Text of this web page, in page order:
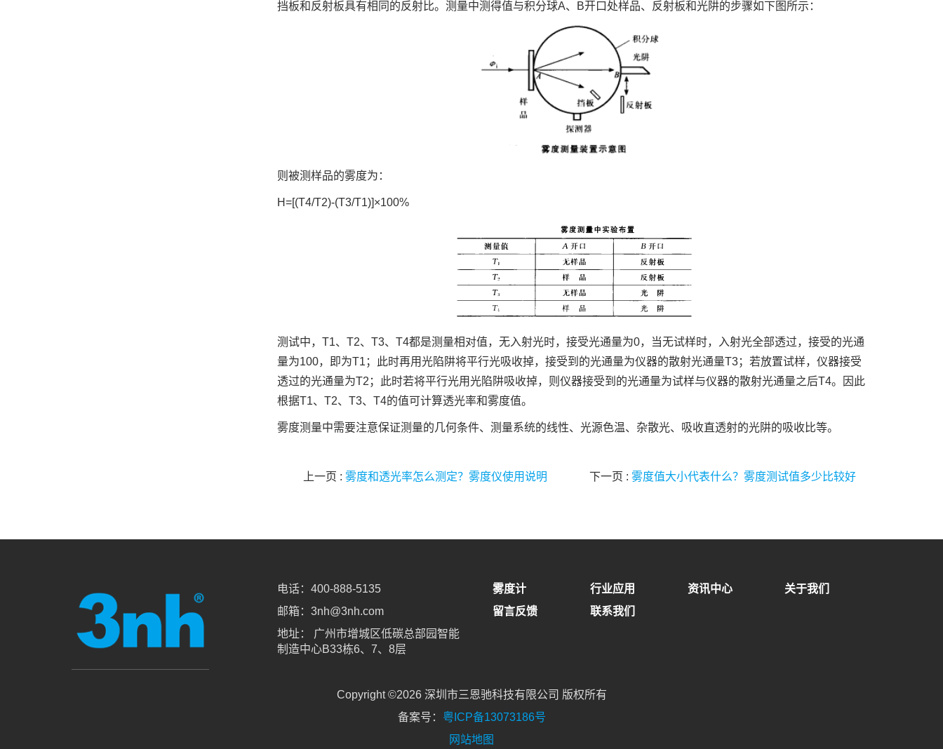
挡板和反射板具有相同的反射比。测量中测得值与积分球A、B开口处样品、反射板和光阱的步骤如下图所示：
则被测样品的雾度为：
H=[(T4/T2)-(T3/T1)]×100%
测试中，T1、T2、T3、T4都是测量相对值，无入射光时，接受光通量为0，当无试样时，入射光全部透过，接受的光通
量为100，即为T1；此时再用光陷阱将平行光吸收掉，接受到的光通量为仪器的散射光通量T3；若放置试样，仪器接受
透过的光通量为T2；此时若将平行光用光陷阱吸收掉，则仪器接受到的光通量为试样与仪器的散射光通量之后T4。因此
根据T1、T2、T3、T4的值可计算透光率和雾度值。
雾度测量中需要注意保证测量的几何条件、测量系统的线性、光源色温、杂散光、吸收直透射的光阱的吸收比等。
上一页 :雾度和透光率怎么测定？雾度仪使用说明 下一页 :雾度值大小代表什么？雾度测试值多少比较好
电话：400-888-5135
邮箱：3nh@3nh.com
地址： 广州市增城区低碳总部园智能
制造中心B33栋6、7、8层
雾度计 行业应用 资讯中心
关于我们
留言反馈
联系我们
Copyright ©2026 深圳市三恩驰科技有限公司 版权所有
备案号： 粤ICP备13073186号
网站地图